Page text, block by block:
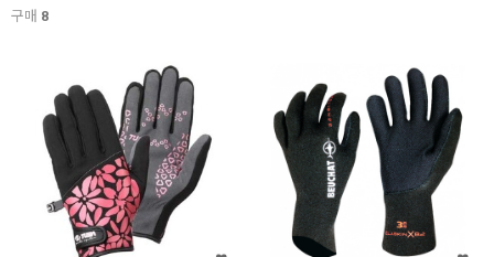
구매 8